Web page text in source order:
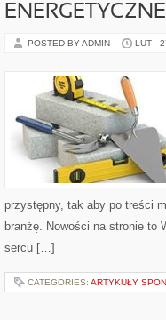
ENERGETYCZNE
POSTED BY ADMIN LUT -
przystępny, tak aby po treści
branżę. Nowości na stronie to
sercu […]
CATEGORIES: ARTYKUŁY